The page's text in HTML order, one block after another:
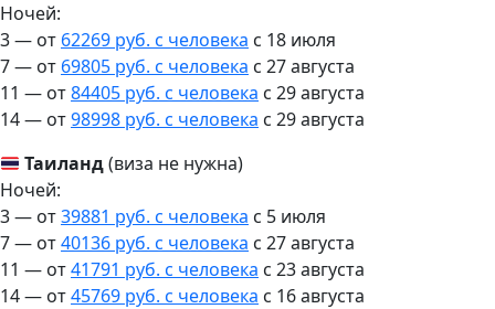
Ночей:
3 — от 62269 руб. с человека c 18 июля
7 — от 69805 руб. с человека c 27 августа
11 — от84405 руб. с человека c 29 августа
14 — от98998 руб. с человека c 29 августа
Таиланд(виза не нужна)
Ночей:
3 — от39881 руб. с человека c 5 июля
7 — от40136 руб. с человека c 27 августа
11 — от41791 руб. с человека c 23 августа
14 — от45769 руб. с человека c 16 августа